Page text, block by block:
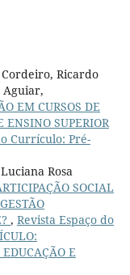
Ricardo
Aguiar,
EM CURSOS DE
SUPERIOR
Currículo: Pré-
Rosa
SOCIAL
, Revista Espaço do
E